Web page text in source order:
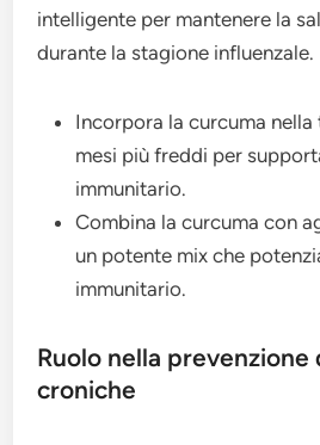
intelligente per mantenere la
durante la stagione influenzale.
Incorpora la curcuma
mesi più freddi per
immunitario.
Combina la curcuma con
un potente mix che
immunitario.
Ruolo nella prevenzione
croniche